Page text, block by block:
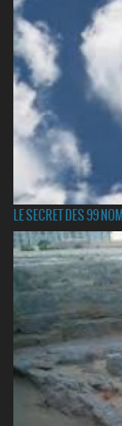
LE SECRET DES 99